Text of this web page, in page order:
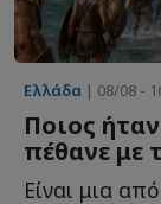
Ελλάδα | 08/08 -
Ποιος
πέθανε με